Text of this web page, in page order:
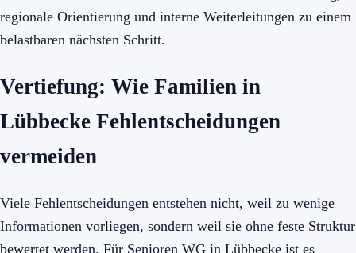
regionale Orientierung und interne Weiterleitungen zu einem
belastbaren nächsten Schritt.
Vertiefung: Wie Familien in
Lübbecke Fehlentscheidungen
vermeiden
Viele Fehlentscheidungen entstehen nicht, weil zu wenige
Informationen vorliegen, sondern weil sie ohne feste Struktur
bewertet werden. Für Senioren WG in Lübbecke ist es